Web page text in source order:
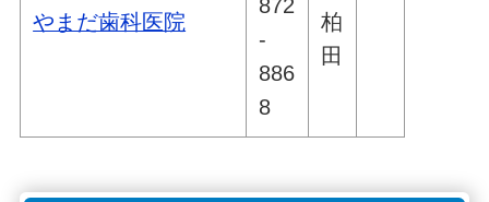
やまだ歯科医院
872
-
886
8
柏
田